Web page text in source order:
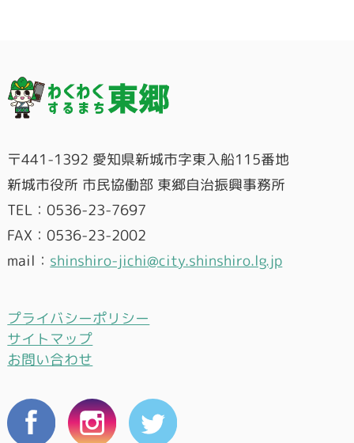
〒441-1392 愛知県新城市字東入船115番地
新城市役所 市民協働部 東郷自治振興事務所
TEL：0536-23-7697
FAX：0536-23-2002
mail： shinshiro-jichi@city.shinshiro.lg.jp
プライバシーポリシー
サイトマップ
お問い合わせ